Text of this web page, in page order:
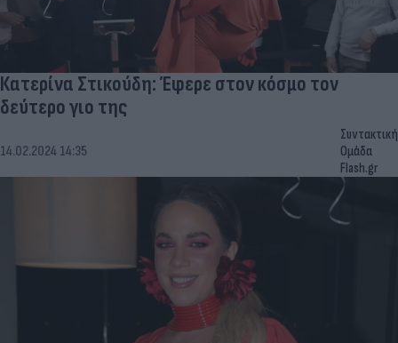
Κατερίνα Στικούδη: Έφερε στον κόσμο τον
δεύτερο γιο της
14.02.2024 14:35
Συντακτική
Ομάδα
Flash.gr